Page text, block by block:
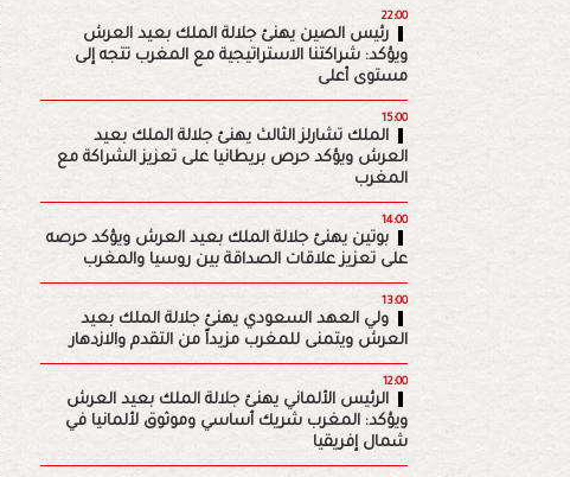
22:00
رئيس الصين يهنئ جلالة الملك بعيد العرش
ويؤكد: شراكتنا الاستراتيجية مع المغرب تتجه إلى
مستوى أعلى
15:00
الملك تشارلز الثالث يهنئ جلالة الملك بعيد
العرش ويؤكد حرص بريطانيا على تعزيز الشراكة مع
المغرب
14:00
بوتين يهنئ جلالة الملك بعيد العرش ويؤكد حرصه
على تعزيز علاقات الصداقة بين روسيا والمغرب
13:00
ولي العهد السعودي يهنئ جلالة الملك بعيد
العرش ويتمنى للمغرب مزيداً من التقدم والازدهار
12:00
الرئيس الألماني يهنئ جلالة الملك بعيد العرش
ويؤكد: المغرب شريك أساسي وموثوق لألمانيا في
شمال إفريقيا